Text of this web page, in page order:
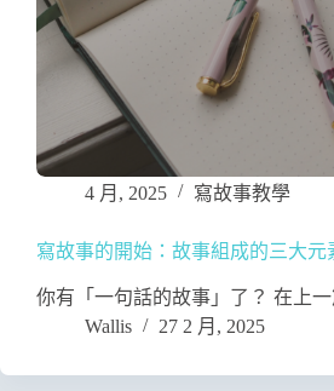
4 月, 2025 寫故事教學
寫故事的開始：故事組成的三大元
你有「一句話的故事」了？ 在上
Wallis
27 2 月, 2025